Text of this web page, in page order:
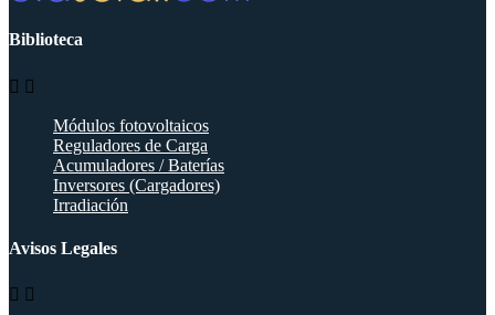
Biblioteca
 
Módulos fotovoltaicos
Reguladores de Carga
Acumuladores / Baterías
Inversores (Cargadores)
Irradiación
Avisos Legales
 